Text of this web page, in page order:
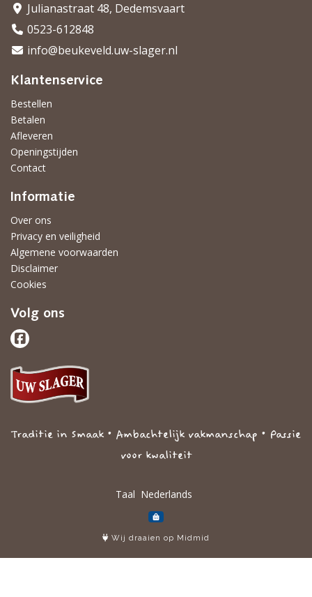
Julianastraat 48, Dedemsvaart
0523-612848
info@beukeveld.uw-slager.nl
Klantenservice
Bestellen
Betalen
Afleveren
Openingstijden
Contact
Informatie
Over ons
Privacy en veiligheid
Algemene voorwaarden
Disclaimer
Cookies
Volg ons
Traditie in Smaak • Ambachtelijk vakmanschap • Passie
voor kwaliteit
Taal
Wij draaien op Midmid